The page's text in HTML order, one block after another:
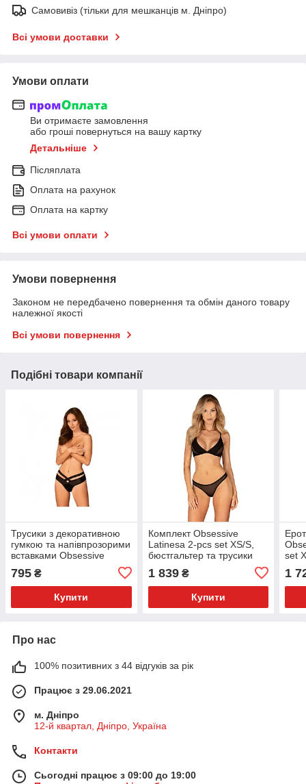
Самовивіз (тільки для мешканців м. Дніпро)
Всі умови доставки
Умови оплати
Ви отримаєте замовлення
або гроші повернуться на вашу картку
Детальніше
Післяплата
Оплата на рахунок
Оплата на картку
Всі умови оплати
Умови повернення
Законом не передбачено повернення та обмін даного товару
належної якості
Всі умови повернення
Подібні товари компанії
Трусики з декоративною
гумкою та напівпрозорими
вставками Obsessive
795 ₴
Купити
Комплект Obsessive
Latinesa 2-pcs set XS/S,
бюстгальтер та трусики
1 839₴
Купити
set
1
Про нас
100% позитивних з 44 відгуків за рік
Працює з 29.06.2021
м. Дніпро
12-й квартал, Дніпро, Україна
Контакти
Сьогодні працює з 09:00 до 19:00